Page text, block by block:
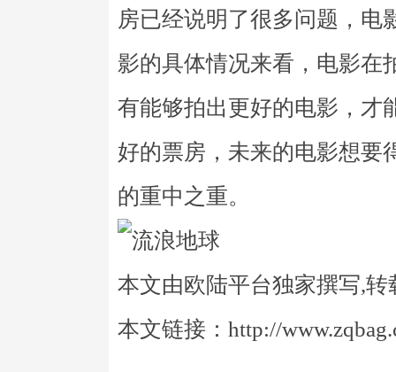
房已经说明了很多问题，电
影的具体情况来看，电影在
有能够拍出更好的电影，才
好的票房，未来的电影想要
的重中之重。
本文由欧陆平台独家撰写,转
本文链接：http://